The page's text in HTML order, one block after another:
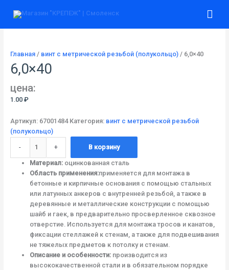
Главная/ винт c метрической резьбой (полукольцо)/ 6,0×40
6,0×40
цена:
1.00 ₽
Артикул: 67001484 Категория: винт c метрической резьбой
(полукольцо)
-
товара
+ В корзину
Материал:оцинкованная сталь
Область применения:применяется для монтажа в
бетонные и кирпичные основания с помощью стальных
или латунных анкеров с внутренней резьбой, а также в
деревянные и металлические конструкции с помощью
шайб и гаек, в предварительно просверленное сквозное
отверстие. Используется для монтажа тросов и канатов,
фиксации стеллажей к стенам, а также для подвешивания
не тяжелых предметов к потолку и стенам.
Описание и особенности:производится из
высококачественной стали и в обязательном порядке